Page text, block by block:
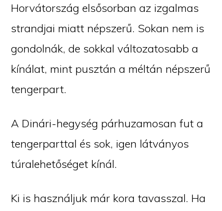
Horvátország elsősorban az izgalmas
strandjai miatt népszerű. Sokan nem is
gondolnák, de sokkal változatosabb a
kínálat, mint pusztán a méltán népszerű
tengerpart.
A Dinári-hegység párhuzamosan fut a
tengerparttal és sok, igen látványos
túralehetőséget kínál.
Ki is használjuk már kora tavasszal. Ha